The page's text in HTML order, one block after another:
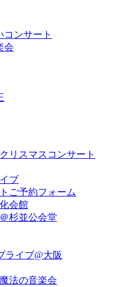
コンサート
会
リスマスコンサート
ブ
ご予約フォーム
会館
杉並公会堂
ライブ@大阪
法の音楽会